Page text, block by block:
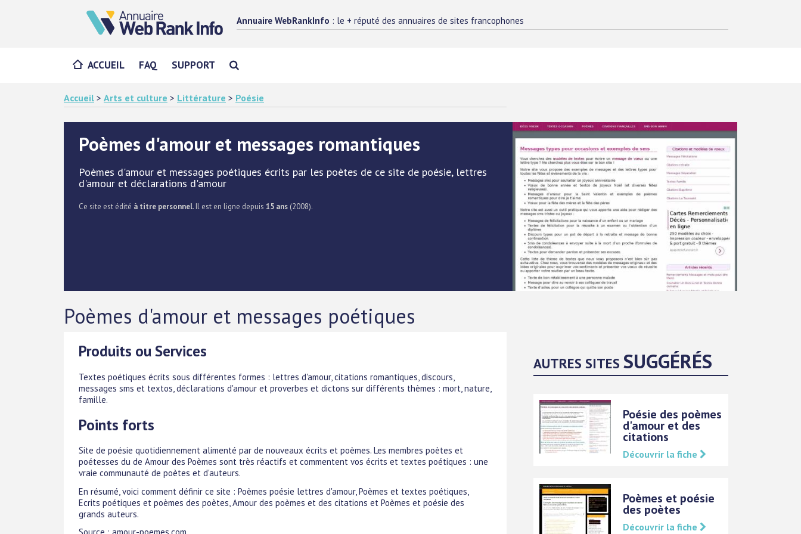
Annuaire WebRankInfo : le + réputé des annuaires de sites francophones
ACCUEIL FAQ SUPPORT
Accueil > Arts et culture > Littérature > Poésie
Poèmes d'amour et messages romantiques
Poèmes d'amour et messages poétiques écrits par les poètes de ce site de poésie, lettres
d'amour et déclarations d'amour
Ce site est édité à titre personnel. Il est en ligne depuis 15 ans (2008).
Poèmes d'amour et messages poétiques
Produits ou Services
Textes poétiques écrits sous différentes formes : lettres d'amour, citations romantiques, discours,
messages sms et textos, déclarations d'amour et proverbes et dictons sur différents thèmes : mort, nature,
famille.
Points forts
Site de poésie quotidiennement alimenté par de nouveaux écrits et poèmes. Les membres poètes et
poétesses du de Amour des Poèmes sont très réactifs et commentent vos écrits et textes poétiques : une
vraie communauté de poètes et d'auteurs.
En résumé, voici comment définir ce site : Poèmes poésie lettres d'amour, Poèmes et textes poétiques,
Ecrits poétiques et poèmes des poètes, Amour des poèmes et des citations et Poèmes et poésie des
grands auteurs.
AUTRES SITESSUGGÉRÉS
Poésie des poèmes
d'amour et des
citations
Découvrir la fiche
Poèmes et poésie
des poètes
Découvrir la fiche